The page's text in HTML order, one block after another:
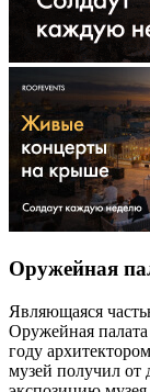
Оружейная
Являющаяся
Оружейная палата
году
музей получил